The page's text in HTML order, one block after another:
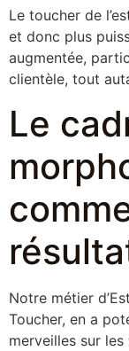
Le toucher de
et donc plus
augmentée,
clientèle, tout
Le
Notre métier
Toucher, en a
merveilles sur